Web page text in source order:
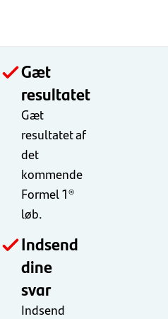
Gæt
resultatet
Gæt
resultatet af
det
kommende
Formel 1®
løb.
Indsend
dine
svar
Indsend